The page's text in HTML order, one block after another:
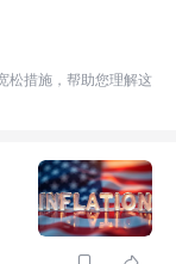
松措施，帮助您理解这